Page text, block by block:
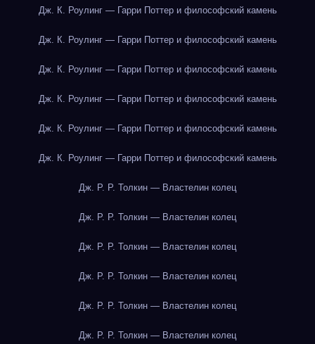
Дж. К. Роулинг — Гарри Поттер и философский камень
Дж. К. Роулинг — Гарри Поттер и философский камень
Дж. К. Роулинг — Гарри Поттер и философский камень
Дж. К. Роулинг — Гарри Поттер и философский камень
Дж. К. Роулинг — Гарри Поттер и философский камень
Дж. К. Роулинг — Гарри Поттер и философский камень
Дж. Р. Р. Толкин — Властелин колец
Дж. Р. Р. Толкин — Властелин колец
Дж. Р. Р. Толкин — Властелин колец
Дж. Р. Р. Толкин — Властелин колец
Дж. Р. Р. Толкин — Властелин колец
Дж. Р. Р. Толкин — Властелин колец